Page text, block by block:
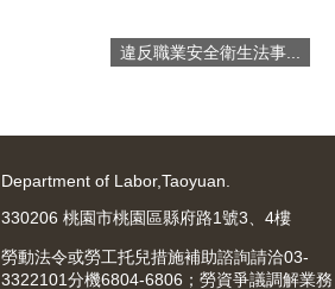
違反職業安全衛生法事...
Department of Labor,Taoyuan.
330206 桃園市桃園區縣府路1號3、4樓
勞動法令或勞工托兒措施補助諮詢請洽03-
3322101分機6804-6806；勞資爭議調解業務